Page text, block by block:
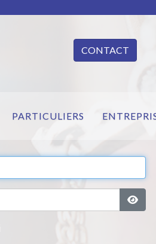
CONTACT
PARTICULIERS